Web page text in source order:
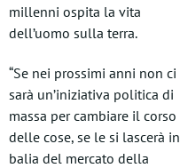
millenni ospita la vita
dell’uomo sulla terra.
“Se nei prossimi anni non ci
sarà un’iniziativa politica di
massa per cambiare il corso
delle cose, se le si lascerà in
balia del mercato della